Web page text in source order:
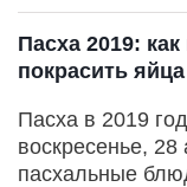
Пасха 2019:
покрасить яйца
Пасха в 2019
воскресенье,
пасхальные